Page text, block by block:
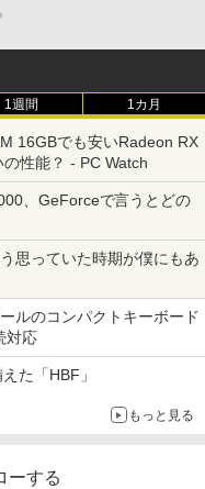
ローバー (1-38巻 全巻)
予定][新品]HUNTER×H
×ハンター (1-39巻 最新
とり 全28巻完結セット
1週間 1カ月
16GBでも安いRadeon RX
性能？ - PC Watch
、GeForceで言うとどの
思っていた時期が僕にもあ
ルのコンパクトキーボード
対応
た「HBF」
もっと見る
ーする